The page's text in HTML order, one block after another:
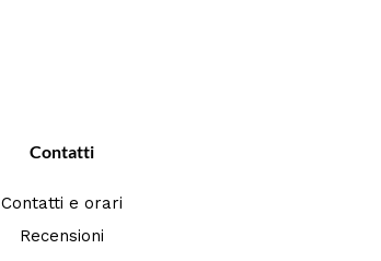
Contatti
Contatti e orari
Recensioni